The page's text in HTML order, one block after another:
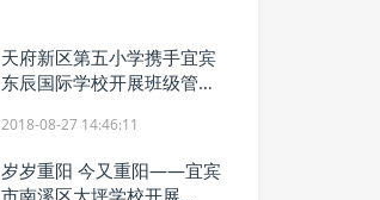
天府新区第五小学携手宜宾
东辰国际学校开展班级管理
2018-08-27 14:46:11
岁岁重阳 今又重阳——宜宾
市南溪区大坪学校开展